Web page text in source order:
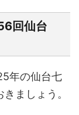
回仙台
年の仙台七
ましょう。